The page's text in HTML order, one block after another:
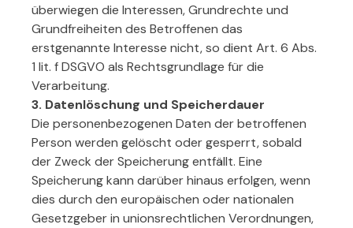
überwiegen die Interessen, Grundrechte und
Grundfreiheiten des Betroffenen das
erstgenannte Interesse nicht, so dient Art. 6 Abs.
1 lit. f DSGVO als Rechtsgrundlage für die
Verarbeitung.
3. Datenlöschung und Speicherdauer
Die personenbezogenen Daten der betroffenen
Person werden gelöscht oder gesperrt, sobald
der Zweck der Speicherung entfällt. Eine
Speicherung kann darüber hinaus erfolgen, wenn
dies durch den europäischen oder nationalen
Gesetzgeber in unionsrechtlichen Verordnungen,